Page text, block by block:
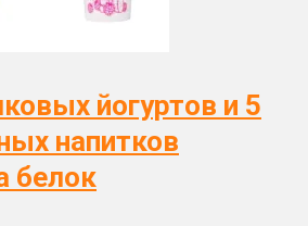
йогуртов и 5
напитков
белок